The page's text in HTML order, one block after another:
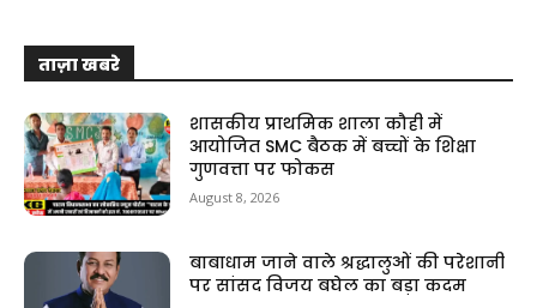
ताज़ा खबरे
शासकीय प्राथमिक शाला कौही में
आयोजित SMC बैठक में बच्चों के शिक्षा
गुणवत्ता पर फोकस
August 8, 2026
बाबाधाम जाने वाले श्रद्धालुओं की परेशानी
पर सांसद विजय बघेल का बड़ा कदम